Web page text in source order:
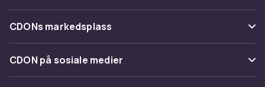
Tilbakekallinger
Varemerker
Om oss
Kundeanmeldelser
Jobbe på CDON
CDONs markedsplass
Merchant Help Center
CDON på sosiale medier